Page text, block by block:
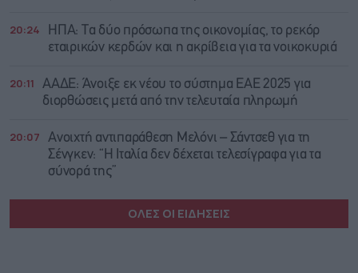
20:24
ΗΠΑ: Τα δύο πρόσωπα της οικονομίας, το ρεκόρ
εταιρικών κερδών και η ακρίβεια για τα νοικοκυριά
20:11
ΑΑΔΕ: Άνοιξε εκ νέου το σύστημα ΕΑΕ 2025 για
διορθώσεις μετά από την τελευταία πληρωμή
20:07
Ανοιχτή αντιπαράθεση Μελόνι – Σάντσεθ για τη
Σένγκεν: “Η Ιταλία δεν δέχεται τελεσίγραφα για τα
σύνορά της”
ΟΛΕΣ ΟΙ ΕΙΔΗΣΕΙΣ